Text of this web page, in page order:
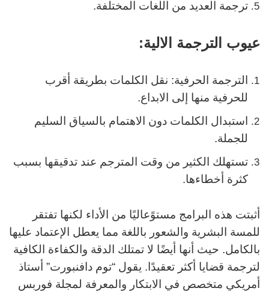
ترجمة العديد من اللغات المختلفة.
عيوب الترجمة الالية:
الترجمة الحرفية: نقل الكلمات بطريقة أقرب
للحرفية منها إلى الابداع.
استبدال الكلمات دون الاهتمام بالسياق السليم
للجملة.
تستهلك الكثير من وقت المترجم عند تدقيقها بسبب
كثرة أخطاءها.
أثبتت هذه البرامج مستوًعاليًا من الأداء لكنها تفتقر
للمسة البشرية والشعور باللغة مما يعطل الإعتماد عليها
بالكامل. حيث أنها أيضًا لا تمتلك الدقة والكفاءة الكافية
لترجمة قضايا أكثر تعقيدًا. يقول “توم دافنبورت” أستاذ
أمريكي متخصص في الابتكار والمعرفة لمجلة فوربس